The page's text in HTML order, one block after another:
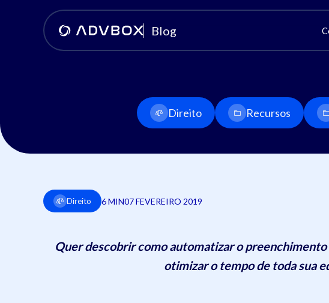
Blog
Direito Recursos
Direito 6 MIN07 FEVEREIRO 2019
Quer descobrir como automatizar o
otimizar o tempo de toda sua